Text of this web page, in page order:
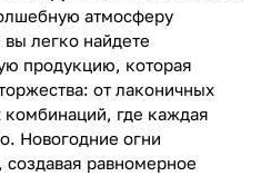
атмосферу
легко найдете
продукцию, которая
от лаконичных
где каждая
Новогодние огни
создавая равномерное